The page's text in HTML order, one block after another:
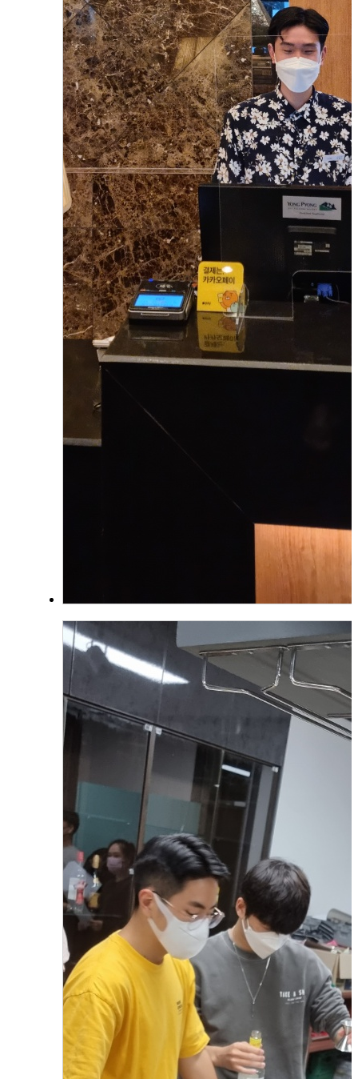
2023.08.01 함형진
호텔 주장관리론 수업
2023.08.01 함형진